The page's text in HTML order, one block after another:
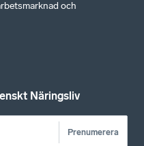
och
Näringsliv
Prenumerera